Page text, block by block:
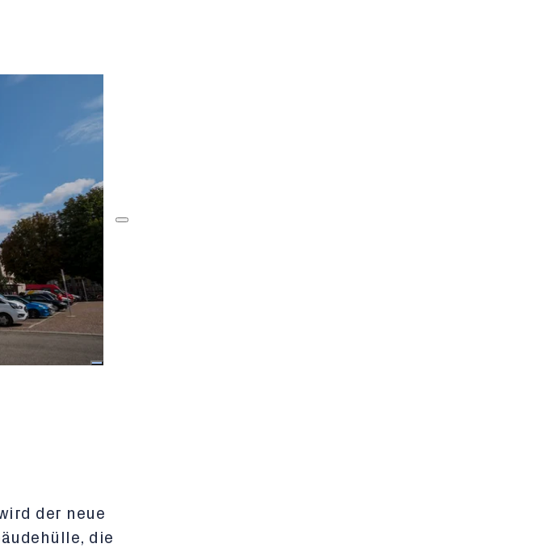
der neue
die